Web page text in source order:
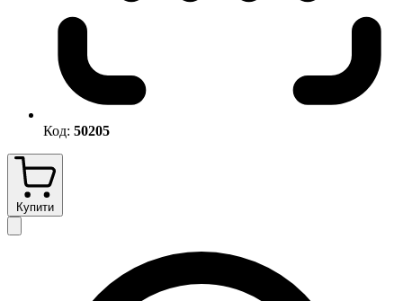
Код: 50205
Купити